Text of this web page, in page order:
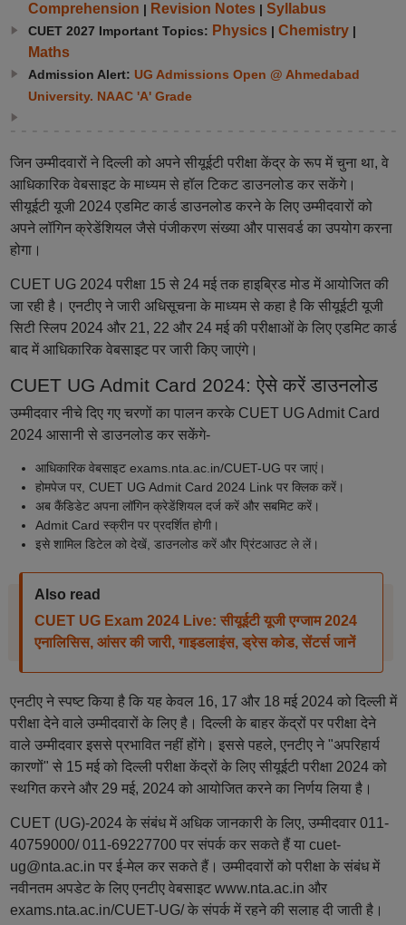
Comprehension | Revision Notes| Syllabus
CUET 2027 Important Topics: Physics| Chemistry|
Maths
Admission Alert: UG Admissions Open @ Ahmedabad
University. NAAC 'A' Grade
जिन उम्मीदवारों ने दिल्ली को अपने सीयूईटी परीक्षा केंद्र के रूप में चुना था, वे
आधिकारिक वेबसाइट के माध्यम से हॉल टिकट डाउनलोड कर सकेंगे।
सीयूईटी यूजी 2024 एडमिट कार्ड डाउनलोड करने के लिए उम्मीदवारों को
अपने लॉगिन क्रेडेंशियल जैसे पंजीकरण संख्या और पासवर्ड का उपयोग करना
होगा।
CUET UG 2024 परीक्षा 15 से 24 मई तक हाइब्रिड मोड में आयोजित की
जा रही है। एनटीए ने जारी अधिसूचना के माध्यम से कहा है कि सीयूईटी यूजी
सिटी स्लिप 2024 और 21, 22 और 24 मई की परीक्षाओं के लिए एडमिट कार्ड
बाद में आधिकारिक वेबसाइट पर जारी किए जाएंगे।
CUET UG Admit Card 2024: ऐसे करें डाउनलोड
उम्मीदवार नीचे दिए गए चरणों का पालन करके CUET UG Admit Card
2024 आसानी से डाउनलोड कर सकेंगे-
आधिकारिक वेबसाइट exams.nta.ac.in/CUET-UG पर जाएं।
होमपेज पर, CUET UG Admit Card 2024 Link पर क्लिक करें।
अब कैंडिडेट अपना लॉगिन क्रेडेंशियल दर्ज करें और सबमिट करें।
Admit Card स्क्रीन पर प्रदर्शित होगी।
इसे शामिल डिटेल को देखें, डाउनलोड करें और प्रिंटआउट ले लें।
Also read
CUET UG Exam 2024 Live: सीयूईटी यूजी एग्जाम 2024
एनालिसिस, आंसर की जारी, गाइडलाइंस, ड्रेस कोड, सेंटर्स जानें
एनटीए ने स्पष्ट किया है कि यह केवल 16, 17 और 18 मई 2024 को दिल्ली में
परीक्षा देने वाले उम्मीदवारों के लिए है। दिल्ली के बाहर केंद्रों पर परीक्षा देने
वाले उम्मीदवार इससे प्रभावित नहीं होंगे। इससे पहले, एनटीए ने "अपरिहार्य
कारणों" से 15 मई को दिल्ली परीक्षा केंद्रों के लिए सीयूईटी परीक्षा 2024 को
स्थगित करने और 29 मई, 2024 को आयोजित करने का निर्णय लिया है।
CUET (UG)-2024 के संबंध में अधिक जानकारी के लिए, उम्मीदवार 011-
40759000/ 011-69227700 पर संपर्क कर सकते हैं या cuet-
ug@nta.ac.in पर ई-मेल कर सकते हैं। उम्मीदवारों को परीक्षा के संबंध में
नवीनतम अपडेट के लिए एनटीए वेबसाइट www.nta.ac.in और
exams.nta.ac.in/CUET-UG/ के संपर्क में रहने की सलाह दी जाती है।